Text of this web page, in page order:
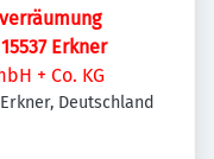
Erkner
+ Co. KG
Deutschland